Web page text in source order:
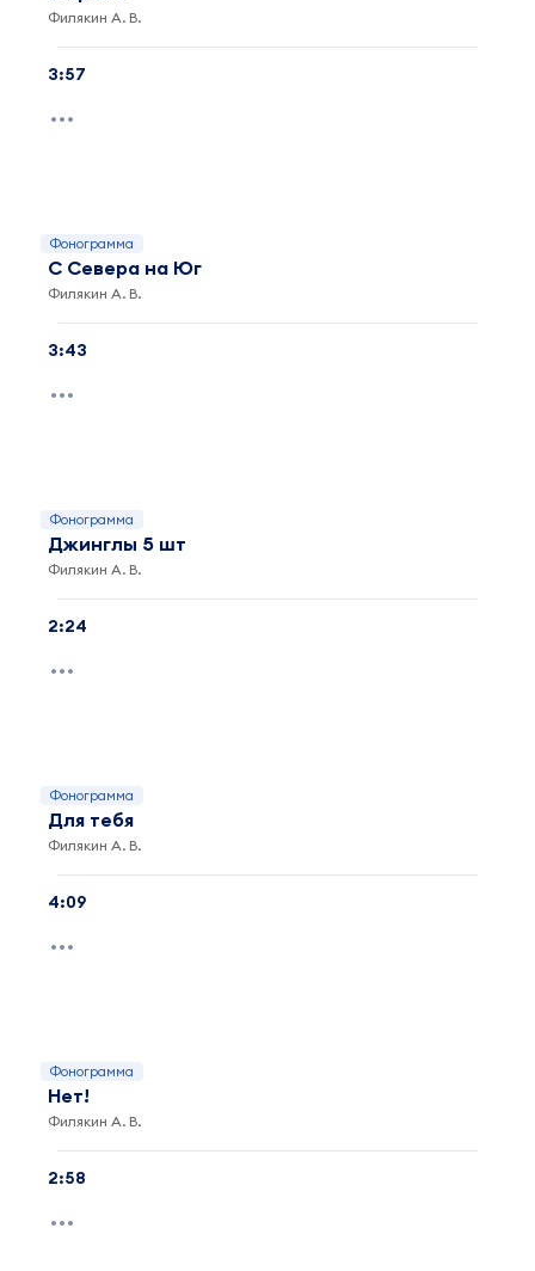
Филякин А. В.
3:57
Фонограмма
С Севера на Юг
Филякин А. В.
3:43
Фонограмма
Джинглы 5 шт
Филякин А. В.
2:24
Фонограмма
Для тебя
Филякин А. В.
4:09
Фонограмма
Нет!
Филякин А. В.
2:58